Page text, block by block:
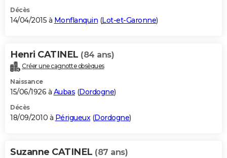
S'inscrire
Se connecter
Lycées
Collèges
Primaires
Universités
Entreprises
Service militaire
Avis de recherche
AVIS DE DÉCÈS
Bricolage
Lifestyle
Culture
Sport
Auto
Television
Voyage
Cinema
Décès
14/04/2015 à Monflanquin (Lot-et-Garonne)
Henri CATINEL (84 ans)
Créer une cagnotte obsèques
Naissance
15/06/1926 à Aubas (Dordogne)
Décès
18/09/2010 à Périgueux(Dordogne)
Suzanne CATINEL (87 ans)